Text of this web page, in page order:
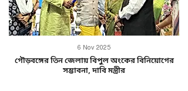
গৌড়বঙ্গের তিন জেলায় বিপুল অংকের বিনিয়োগের
সম্ভাবনা, দাবি মন্ত্রীর
6 Nov 2025